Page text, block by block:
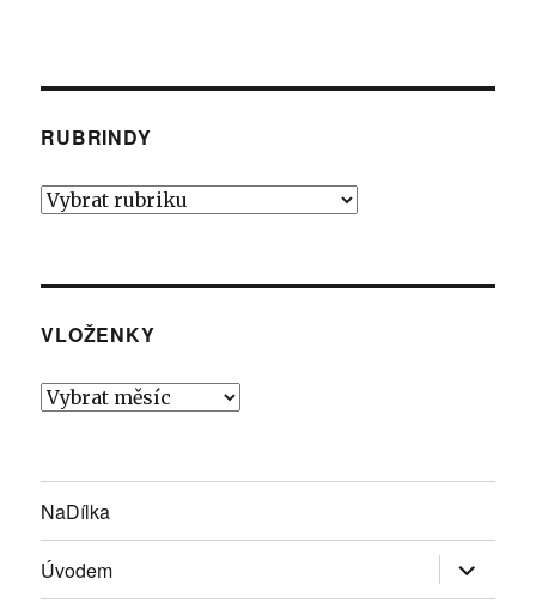
RUBRINDY
Rubrindy
VLOŽENKY
Vloženky
NaDílka
Úvodem Zobrazit